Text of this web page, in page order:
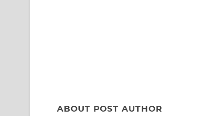
ABOUT POST AUTHOR